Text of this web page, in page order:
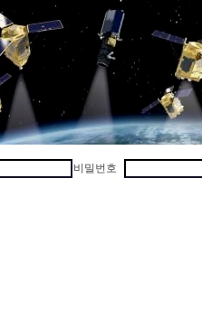
비밀번호